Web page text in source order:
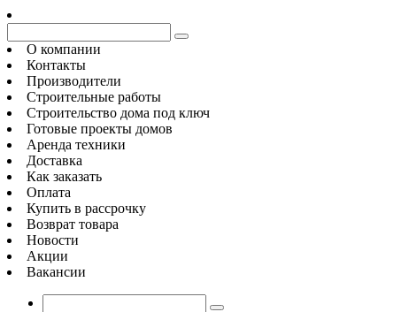
О компании
Контакты
Производители
Строительные работы
Строительство дома под ключ
Готовые проекты домов
Аренда техники
Доставка
Как заказать
Оплата
Купить в рассрочку
Возврат товара
Новости
Акции
Вакансии